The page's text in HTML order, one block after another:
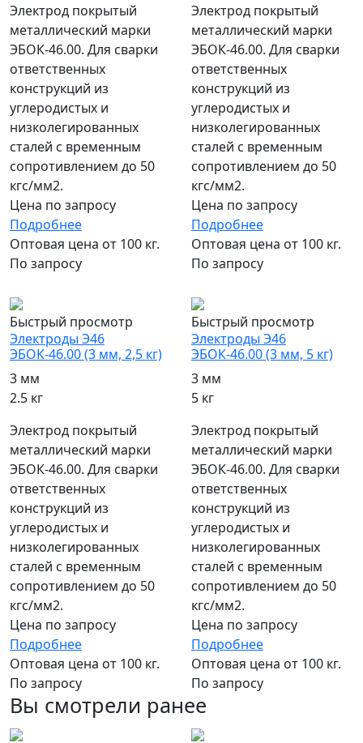
Электрод покрытый
металлический марки
ЭБОК-46.00. Для сварки
ответственных
конструкций из
углеродистых и
низколегированных
сталей с временным
сопротивлением до 50
кгс/мм2.
Цена по запросу
Подробнее
Оптовая цена от 100 кг.
По запросу
Электрод покрытый
металлический марки
ЭБОК-46.00. Для сварки
ответственных
конструкций из
углеродистых и
низколегированных
сталей с временным
сопротивлением до 50
кгс/мм2.
Цена по запросу
Подробнее
Оптовая цена от 100 кг.
По запросу
Быстрый просмотр
Электроды Э46
ЭБОК-46.00 (3 мм, 2,5 кг)
3 мм
2.5 кг
Электрод покрытый
металлический марки
ЭБОК-46.00. Для сварки
ответственных
конструкций из
углеродистых и
низколегированных
сталей с временным
сопротивлением до 50
кгс/мм2.
Цена по запросу
Подробнее
Оптовая цена от 100 кг.
По запросу
Быстрый просмотр
Электроды Э46
ЭБОК-46.00 (3 мм, 5 кг)
3 мм
5 кг
Электрод покрытый
металлический марки
ЭБОК-46.00. Для сварки
ответственных
конструкций из
углеродистых и
низколегированных
сталей с временным
сопротивлением до 50
кгс/мм2.
Цена по запросу
Подробнее
Оптовая цена от 100 кг.
По запросу
Вы смотрели ранее